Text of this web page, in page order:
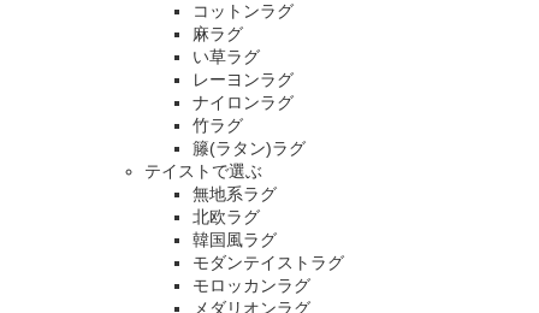
コットンラグ
麻ラグ
い草ラグ
レーヨンラグ
ナイロンラグ
竹ラグ
籐(ラタン)ラグ
テイストで選ぶ
無地系ラグ
北欧ラグ
韓国風ラグ
モダンテイストラグ
モロッカンラグ
メダリオンラグ